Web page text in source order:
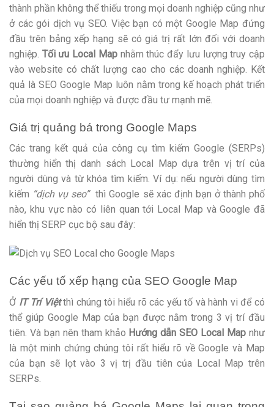
thành phần không thể thiếu trong mọi doanh nghiệp cũng như
ở các gói dịch vụ SEO. Việc bạn có một Google Map đứng
đầu trên bảng xếp hạng sẽ có giá trị rất lớn đối với doanh
nghiệp. Tối ưu Local Mapnhằm thúc đẩy lưu lượng truy cập
vào website có chất lượng cao cho các doanh nghiệp. Kết
quả là SEO Google Map luôn nằm trong kế hoạch phát triển
của mọi doanh nghiệp và được đầu tư mạnh mẽ.
Giá trị quảng bá trong Google Maps
Các trang kết quả của công cụ tìm kiếm Google (SERPs)
thường hiển thị danh sách Local Map dựa trên vị trí của
người dùng và từ khóa tìm kiếm. Ví dụ: nếu người dùng tìm
kiếm “dịch vụ seo”thì Google sẽ xác định bạn ở thành phố
nào, khu vực nào có liên quan tới Local Map và Google đã
hiển thị SERP cục bộ sau đây:
Các yếu tố xếp hạng của SEO Google Map
Ở IT Trí Việtthì chúng tôi hiểu rõ các yếu tố và hành vi để có
thể giúp Google Map của bạn được nằm trong 3 vị trí đầu
tiên. Và bạn nên tham khảo Hướng dẫn SEO Local Map như
là một minh chứng chúng tôi rất hiểu rõ về Google và Map
của bạn sẽ lọt vào 3 vị trị đầu tiên của Local Map trên
SERPs.